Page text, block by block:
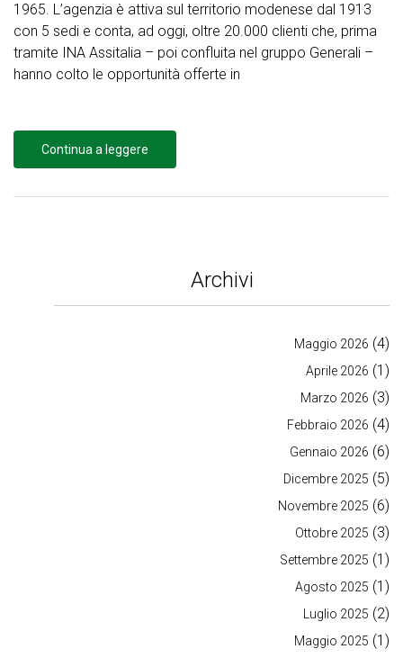
1965. L’agenzia è attiva sul territorio modenese dal 1913
con 5 sedi e conta, ad oggi, oltre 20.000 clienti che, prima
tramite INA Assitalia – poi confluita nel gruppo Generali –
hanno colto le opportunità offerte in
Continua a leggere
Archivi
Maggio 2026 (4)
Aprile 2026 (1)
Marzo 2026 (3)
Febbraio 2026 (4)
Gennaio 2026 (6)
Dicembre 2025 (5)
Novembre 2025 (6)
Ottobre 2025 (3)
Settembre 2025 (1)
Agosto 2025 (1)
Luglio 2025 (2)
Maggio 2025 (1)